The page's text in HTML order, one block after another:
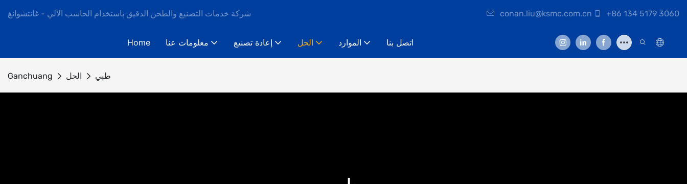
شركة خدمات التصنيع والطحن الدقيق باستخدام الحاسب الآلي - غانتشوانغ conan.liu@ksmc.com.cn +86 134 5179 3060
Home معلومات عنا إعادة تصنيع الحل الموارد اتصل بنا
Ganchuang الحل طبي